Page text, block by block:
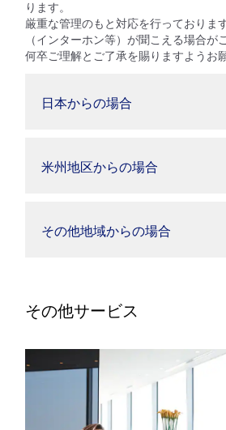
ります。
厳重な管理のもと対応を行っておりま
（インターホン等）が聞こえる場合が
何卒ご理解とご了承を賜りますようお
日本からの場合
米州地区からの場合
その他地域からの場合
その他サービス